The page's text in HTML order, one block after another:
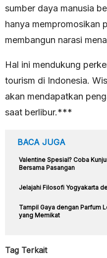
sumber daya manusia
hanya mempromosikan
membangun narasi
Hal ini mendukung
tourism di Indonesia.
akan mendapatkan
saat berlibur.***
BACA JUGA
Valentine Spesial? Coba
Bersama Pasangan
Jelajahi Filosofi Yogyakarta
Tampil Gaya dengan Parfum
yang Memikat
Tag Terkait